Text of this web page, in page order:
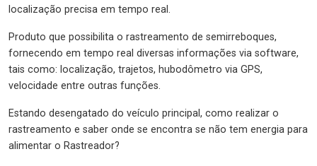
localização precisa em tempo real.
Produto que possibilita o rastreamento de semirreboques,
fornecendo em tempo real diversas informações via software,
tais como: localização, trajetos, hubodômetro via GPS,
velocidade entre outras funções.
Estando desengatado do veículo principal, como realizar o
rastreamento e saber onde se encontra se não tem energia para
alimentar o Rastreador?